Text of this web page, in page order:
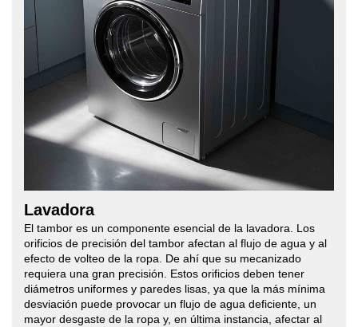
Lavadora
El tambor es un componente esencial de la lavadora. Los
orificios de precisión del tambor afectan al flujo de agua y al
efecto de volteo de la ropa. De ahí que su mecanizado
requiera una gran precisión. Estos orificios deben tener
diámetros uniformes y paredes lisas, ya que la más mínima
desviación puede provocar un flujo de agua deficiente, un
mayor desgaste de la ropa y, en última instancia, afectar al